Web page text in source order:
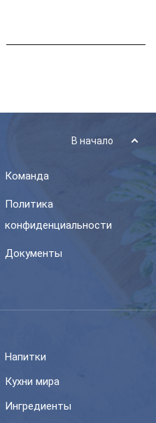
В начало
Команда
Политика
конфиденциальности
Документы
Напитки
Кухни мира
Ингредиенты